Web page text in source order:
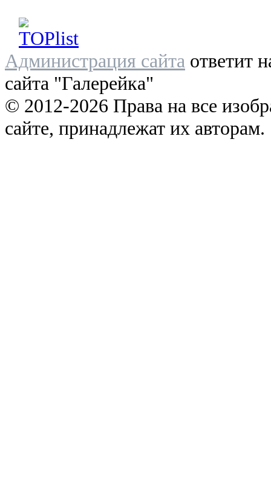
Администрация сайта ответит
сайта "Галерейка"
© 2012-2026 Права на все
сайте, принадлежат их авторам.